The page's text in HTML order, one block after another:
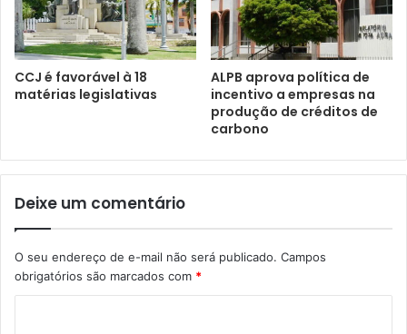
CCJ é favorável à 18
matérias legislativas
ALPB aprova política de
incentivo a empresas na
produção de créditos de
carbono
Deixe um comentário
O seu endereço de e-mail não será publicado. Campos
obrigatórios são marcados com *